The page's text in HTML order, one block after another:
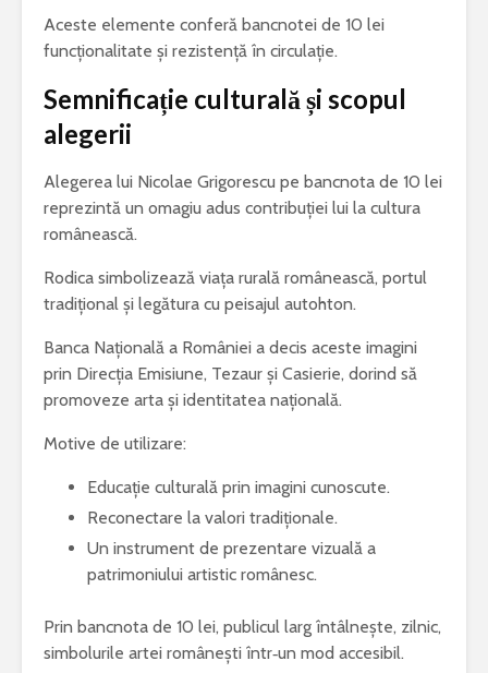
Aceste elemente conferă bancnotei de 10 lei
funcționalitate și rezistență în circulație.
Semnificație culturală și scopul
alegerii
Alegerea lui Nicolae Grigorescu pe bancnota de 10 lei
reprezintă un omagiu adus contribuției lui la cultura
românească.
Rodica simbolizează viața rurală românească, portul
tradițional și legătura cu peisajul autohton.
Banca Națională a României a decis aceste imagini
prin Direcția Emisiune, Tezaur și Casierie, dorind să
promoveze arta și identitatea națională.
Motive de utilizare:
Educație culturală prin imagini cunoscute.
Reconectare la valori tradiționale.
Un instrument de prezentare vizuală a
patrimoniului artistic românesc.
Prin bancnota de 10 lei, publicul larg întâlnește, zilnic,
simbolurile artei românești într‑un mod accesibil.